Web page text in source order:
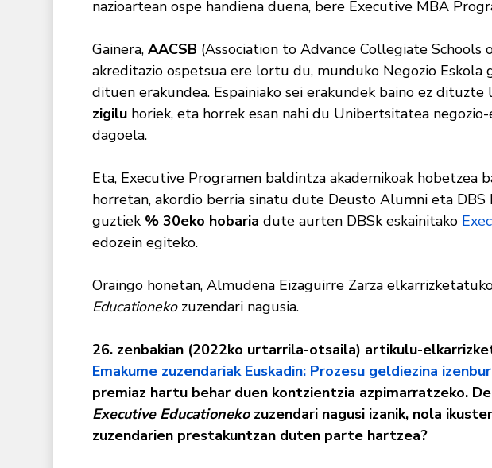
nazioartean ospe handiena duena, bere Executive MBA
Gainera, AACSB (Association to Advance Collegiate Schools
akreditazio ospetsua ere lortu du, munduko Negozio Eskola
dituen erakundea. Espainiako sei erakundek baino ez dituzte
zigiluhoriek, eta horrek esan nahi du Unibertsitatea
dagoela.
Eta, Executive Programen baldintza akademikoak hobetzea
horretan, akordio berria sinatu dute Deusto Alumni eta DBS
guztiek % 30eko hobaria dute aurten DBSk eskainitako
edozein egiteko.
Oraingo honetan, Almudena Eizaguirre Zarza
Educationekozuzendari nagusia.
26. zenbakian (2022ko urtarrila-otsaila) artikulu-
Emakume zuzendariak Euskadin: Prozesu geldiezina
premiaz hartu behar duen kontzientzia azpimarratzeko.
Executive Educationekozuzendari nagusi izanik, nola
zuzendarien prestakuntzan duten parte hartzea?